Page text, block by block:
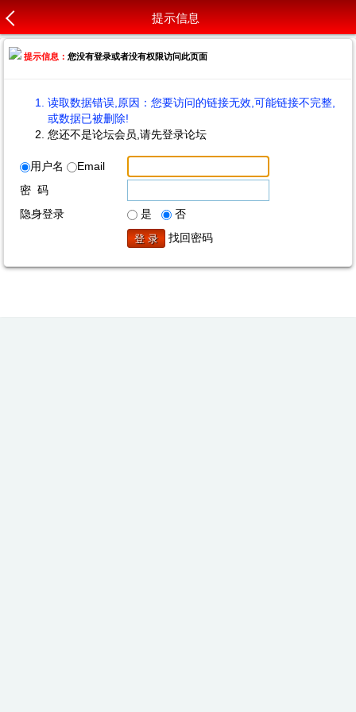
提示信息
提示信息：您没有登录或者没有权限访问此页面
读取数据错误,原因：您要访问的链接无效,可能链接不完整,
或数据已被删除!
您还不是论坛会员,请先登录论坛
用户名
Email
密 码
隐身登录
是
否
找回密码